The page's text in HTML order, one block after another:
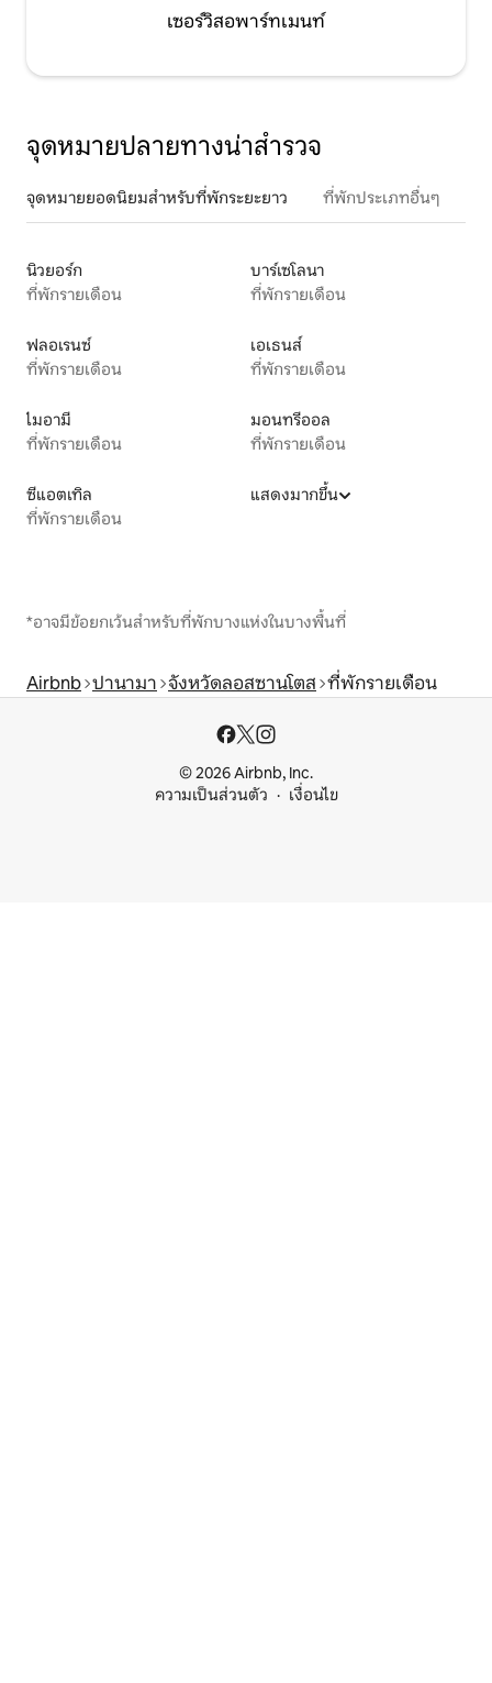
เซอร์วิสอพาร์ทเมนท์
จุดหมายปลายทางน่าสำรวจ
จุดหมายยอดนิยมสำหรับที่พักระยะยาว ที่พักประเภทอื่นๆ
นิวยอร์ก
ที่พักรายเดือน
บาร์เซโลนา
ที่พักรายเดือน
ฟลอเรนซ์
ที่พักรายเดือน
เอเธนส์
ที่พักรายเดือน
ไมอามี
ที่พักรายเดือน
มอนทรีออล
ที่พักรายเดือน
ซีแอตเทิล
ที่พักรายเดือน
แสดงมากขึ้น
*อาจมีข้อยกเว้นสำหรับที่พักบางแห่งในบางพื้นที่
Airbnb ปานามา จังหวัดลอสซานโตส ที่พักรายเดือน
© 2026 Airbnb, Inc.
ความเป็นส่วนตัว
เงื่อนไข